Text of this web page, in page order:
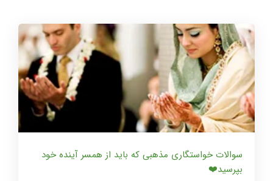
سوالات خواستگاری مذهبی که باید از همسر آینده خود
بپرسید❤️